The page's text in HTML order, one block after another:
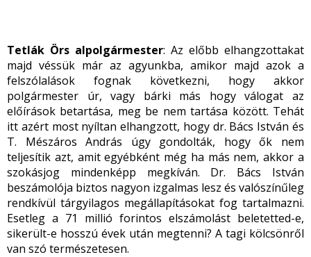
Tetlák Örs alpolgármester: Az előbb elhangzottakat
majd véssük már az agyunkba, amikor majd azok a
felszólalások fognak következni, hogy akkor
polgármester úr, vagy bárki más hogy válogat az
előírások betartása, meg be nem tartása között. Tehát
itt azért most nyíltan elhangzott, hogy dr. Bács István és
T. Mészáros András úgy gondolták, hogy ők nem
teljesítik azt, amit egyébként még ha más nem, akkor a
szokásjog mindenképp megkíván. Dr. Bács István
beszámolója biztos nagyon izgalmas lesz és valószínűleg
rendkívül tárgyilagos megállapításokat fog tartalmazni.
Esetleg a 71 millió forintos elszámolást beletetted-e,
sikerült-e hosszú évek után megtenni? A tagi kölcsönről
van szó természetesen.